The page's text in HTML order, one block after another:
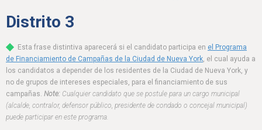
a
e
h
e
r
Distrito 3
Esta frase distintiva aparecerá si el candidato participa en el Programa
de Financiamiento de Campañas de la Ciudad de Nueva York, el cual ayuda a
los candidatos a depender de los residentes de la Ciudad de Nueva York, y
no de grupos de intereses especiales, para el financiamiento de sus
campañas. Note: Cualquier candidato que se postule para un cargo municipal
(alcalde, contralor, defensor público, presidente de condado o concejal municipal)
puede participar en este programa.